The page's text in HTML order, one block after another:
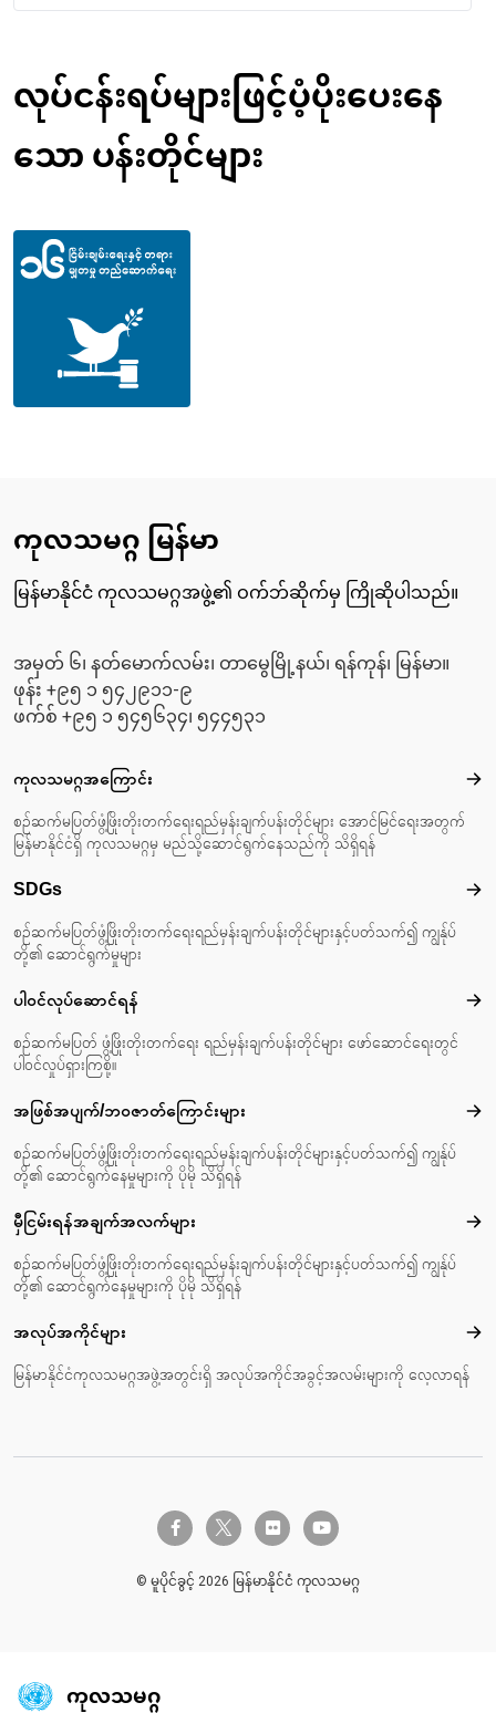
လုပ်ငန်းရပ်များဖြင့်ပံ့ပိုးပေးနေ
သော ပန်းတိုင်များ
ကုလသမဂ္ဂ မြန်မာ
မြန်မာနိုင်ငံ ကုလသမဂ္ဂအဖွဲ့၏ ဝက်ဘ်ဆိုက်မှ ကြိုဆိုပါသည်။
အမှတ် ၆၊ နတ်မောက်လမ်း၊ တာမွေမြို့နယ်၊ ရန်ကုန်၊ မြန်မာ။
ဖုန်း +၉၅ ၁ ၅၄၂၉၁၁-၉
ဖက်စ် +၉၅ ၁ ၅၄၅၆၃၄၊ ၅၄၄၅၃၁
Footer menu
ကုလသမဂ္ဂအကြောင်း ကုလ
စဉ်ဆက်မပြတ်ဖွံ့ဖြိုးတိုးတက်ရေးရည်မှန်းချက်ပန်းတိုင်များ အောင်မြင်ရေးအတွက်
မြန်မာနိုင်ငံရှိ ကုလသမဂ္ဂမှ မည်သို့ဆောင်ရွက်နေသည်ကို သိရှိရန်
SDGs
စဉ်ဆက်မပြတ်ဖွံ့ဖြိုးတိုးတက်ရေးရည်မှန်းချက်ပန်းတိုင်များနှင့်ပတ်သက်၍ ကျွန်ုပ်
တို့၏ ဆောင်ရွက်မှုများ
ပါဝင်လုပ်ဆောင်ရန် ပါ
စဉ်ဆက်မပြတ် ဖွံ့ဖြိုးတိုးတက်ရေး ရည်မှန်းချက်ပန်းတိုင်များ ဖော်ဆောင်ရေးတွင်
ပါဝင်လှုပ်ရှားကြစို့။
အဖြစ်အပျက်/ဘဝဇာတ်‌ကြောင်းများ အဖ
စဉ်ဆက်မပြတ်ဖွံ့ဖြိုးတိုးတက်ရေးရည်မှန်းချက်ပန်းတိုင်များနှင့်ပတ်သက်၍ ကျွန်ုပ်
တို့၏ ဆောင်ရွက်နေမှုများကို ပိုမို သိရှိရန်
မှီငြမ်းရန်အချက်အလက်များ မှီင
စဉ်ဆက်မပြတ်ဖွံ့ဖြိုးတိုးတက်ရေးရည်မှန်းချက်ပန်းတိုင်များနှင့်ပတ်သက်၍ ကျွန်ုပ်
တို့၏ ဆောင်ရွက်နေမှုများကို ပိုမို သိရှိရန်
အလုပ်အကိုင်များ အလု
မြန်မာနိုင်ငံကုလသမဂ္ဂအဖွဲ့အတွင်းရှိ အလုပ်အကိုင်အခွင့်အလမ်းများကို လေ့လာရန်
facebook-ftwitter-x flickr youtube
© မူပိုင်ခွင့် 2026 မြန်မာနိုင်ငံ ကုလသမဂ္ဂ
ကုလသမဂ္ဂ